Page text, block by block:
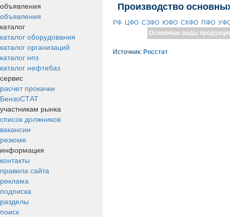
объявления
объявления
каталог
каталог оборудования
каталог организаций
каталог нпз
каталог нефтебаз
сервис
расчет прокачки
БензоСТАТ
участникам рынка
список должников
вакансии
резюме
информация
контакты
правила сайта
реклама
подписка
разделы
поиск
Производство
РФ ЦФО СЗФО ЮФО СКФО ПФО
Основные виды
Источник: Росстат